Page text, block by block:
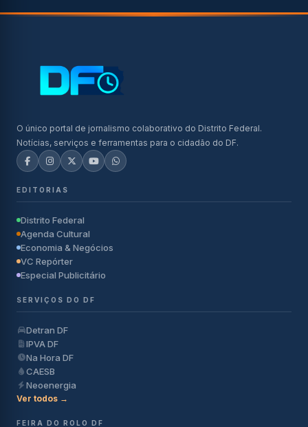
O único portal de jornalismo colaborativo do Distrito Federal.
Notícias, serviços e ferramentas para o cidadão do DF.
EDITORIAS
Distrito Federal
Agenda Cultural
Economia & Negócios
VC Repórter
Especial Publicitário
SERVIÇOS DO DF
Detran DF
IPVA DF
Na Hora DF
CAESB
Neoenergia
Ver todos →
FEIRA DO ROLO DF